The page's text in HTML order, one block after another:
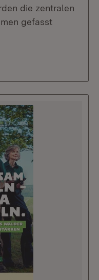
die zentralen
gefasst